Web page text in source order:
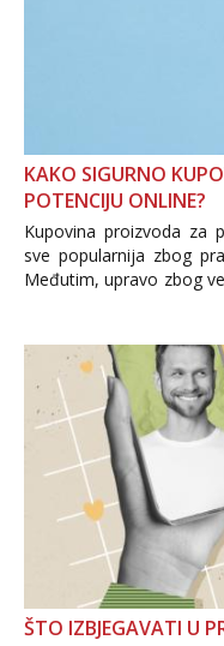
KAKO SIGURNO
POTENCIJU ONLINE?
Kupovina proizvoda za
sve popularnija zbog
Međutim, upravo zbog
i brojni krivotvoreni
ŠTO IZBJEGAVATI U